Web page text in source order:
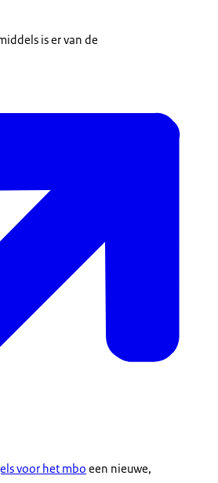
is er van de
voor het mbo een nieuwe,